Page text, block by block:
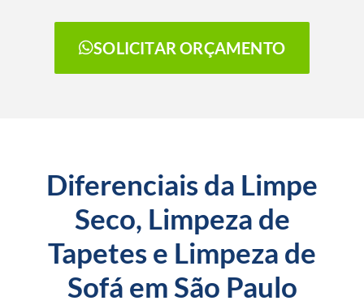
SOLICITAR ORÇAMENTO
Diferenciais da Limpe
Seco, Limpeza de
Tapetes e Limpeza de
Sofá em São Paulo